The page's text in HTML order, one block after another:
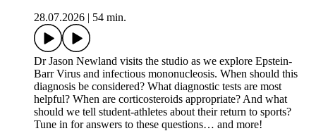
28.07.2026 | 54 min.
Dr Jason Newland visits the studio as we explore Epstein-
Barr Virus and infectious mononucleosis. When should this
diagnosis be considered? What diagnostic tests are most
helpful? When are corticosteroids appropriate? And what
should we tell student-athletes about their return to sports?
Tune in for answers to these questions… and more!